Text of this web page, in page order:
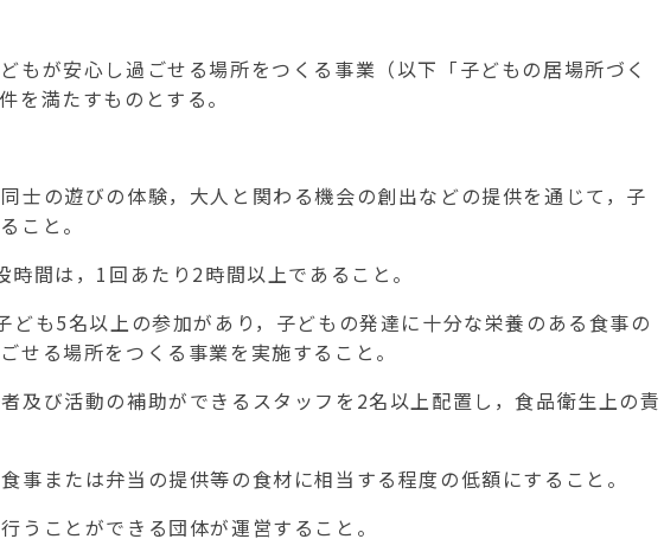
もが安心し過ごせる場所をつくる事業（以下「子どもの居場所づく
を満たすものとする。
士の遊びの体験，大人と関わる機会の創出などの提供を通じて，子
こと。
間は， 1 回あたり 2時間以上であること。
ども5名以上の参加があり，子どもの発達に十分な栄養のある食事の
せる場所をつくる事業を実施すること。
及び活動の補助ができるスタッフを 2名以上配置し，食品衛生上の責
事または弁当の提供等の食材に相当する程度の低額にすること。
うことができる団体が運営すること。